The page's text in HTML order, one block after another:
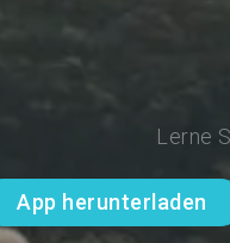
Lerne
App herunterladen